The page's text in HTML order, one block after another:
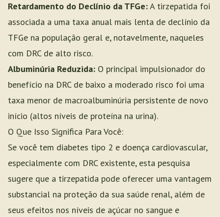
Retardamento do Declínio da TFGe:A tirzepatida foi
associada a uma taxa anual mais lenta de declínio da
TFGe na população geral e, notavelmente, naqueles
com DRC de alto risco.
Albuminúria Reduzida: O principal impulsionador do
benefício na DRC de baixo a moderado risco foi uma
taxa menor de macroalbuminúria persistente de novo
início (altos níveis de proteína na urina).
O Que Isso Significa Para Você:
Se você tem diabetes tipo 2 e doença cardiovascular,
especialmente com DRC existente, esta pesquisa
sugere que a tirzepatida pode oferecer uma vantagem
substancial na proteção da sua saúde renal, além de
seus efeitos nos níveis de açúcar no sangue e